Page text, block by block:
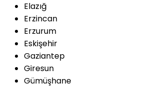
Elazığ
Erzincan
Erzurum
Eskişehir
Gaziantep
Giresun
Gümüşhane